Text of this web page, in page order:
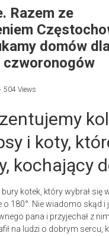
Razem ze
domów
czworonogów
504 Views
i koty,
kochający
kotek, który wybrał się
180°. Nie wiadomo skąd i
pana i przyjechał z
na ludzi o dobrym sercu,